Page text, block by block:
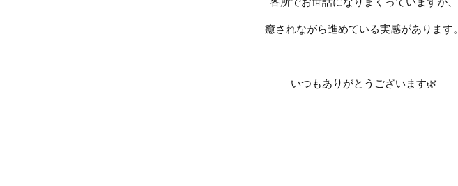
癒されながら進めている実感があります。
いつもありがとうございます🌿